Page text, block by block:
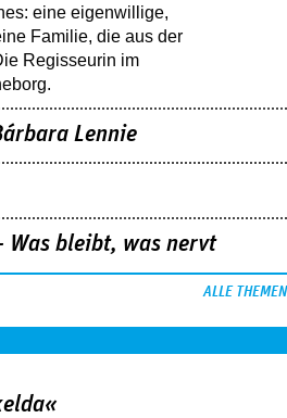
eine eigenwillige,
­Familie, die aus der
Regisseurin im
Lennie
Was bleibt, was nervt
ALLE THEMEN